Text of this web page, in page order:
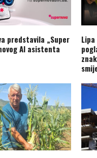
predstavila „Super
AI asistenta